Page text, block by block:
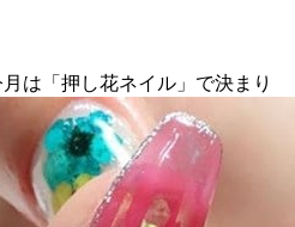
は「押し花ネイル」で決まり